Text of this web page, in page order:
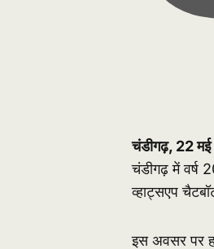
चंडीगढ़, 22
चंडीगढ़ में वर्ष
व्हाट्सएप
इस अवसर पर